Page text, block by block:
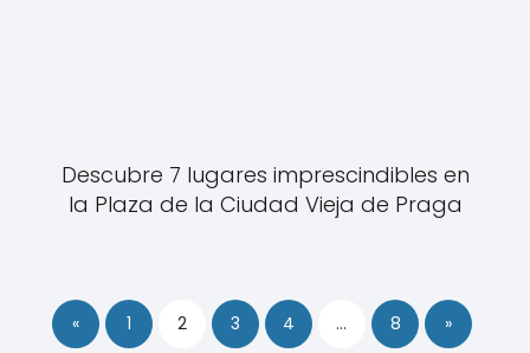
Descubre 7 lugares imprescindibles en
la Plaza de la Ciudad Vieja de Praga
« 1 2 3 4 … 8 »